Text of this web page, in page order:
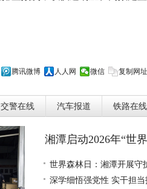
腾讯微博 人人网 微信 复制网址
交警在线 汽车报道 铁路在线
湘潭启动2026年“世
世界森林日：湘潭开展守
深学细悟强党性 实干担